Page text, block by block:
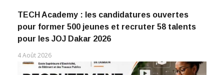
TECH Academy : les candidatures ouvertes
pour former 500 jeunes et recruter 58 talents
pour les JOJ Dakar 2026
4 Août 2026